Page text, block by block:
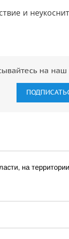
и
на наш
на